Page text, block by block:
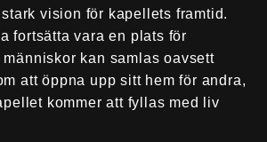
vision för kapellets framtid.
fortsätta vara en plats för
kan samlas oavsett
att öppna upp sitt hem för andra,
kommer att fyllas med liv